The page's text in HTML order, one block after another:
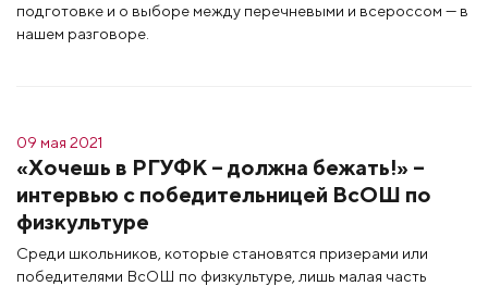
подготовке и о выборе между перечневыми и всероссом — в
нашем разговоре.
09 мая 2021
«Хочешь в РГУФК – должна бежать!» –
интервью с победительницей ВсОШ по
физкультуре
Среди школьников, которые становятся призерами или
победителями ВсОШ по физкультуре, лишь малая часть